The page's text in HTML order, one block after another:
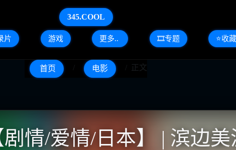
345.COOL
片 游戏 更多.. 🎞️专题 ⭐️收藏
首页 电影 正文
剧情/爱情/日本】 | 滨边